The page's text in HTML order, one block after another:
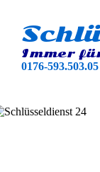
Immer
0176-593.503.05